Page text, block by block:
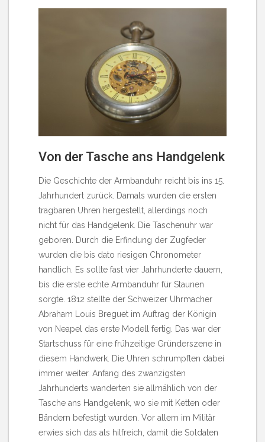
Von der Tasche ans Handgelenk
Die Geschichte der Armbanduhr reicht bis ins 15.
Jahrhundert zurück. Damals wurden die ersten
tragbaren Uhren hergestellt, allerdings noch
nicht für das Handgelenk. Die Taschenuhr war
geboren. Durch die Erfindung der Zugfeder
wurden die bis dato riesigen Chronometer
handlich. Es sollte fast vier Jahrhunderte dauern,
bis die erste echte Armbanduhr für Staunen
sorgte. 1812 stellte der Schweizer Uhrmacher
Abraham Louis Breguet im Auftrag der Königin
von Neapel das erste Modell fertig. Das war der
Startschuss für eine frühzeitige Gründerszene in
diesem Handwerk. Die Uhren schrumpften dabei
immer weiter. Anfang des zwanzigsten
Jahrhunderts wanderten sie allmählich von der
Tasche ans Handgelenk, wo sie mit Ketten oder
Bändern befestigt wurden. Vor allem im Militär
erwies sich das als hilfreich, damit die Soldaten